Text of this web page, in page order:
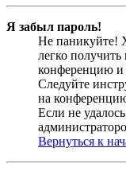
Я забыл пароль!
Не паникуйте!
легко
конференцию и
Следуйте
на
Если не
Вернуться к